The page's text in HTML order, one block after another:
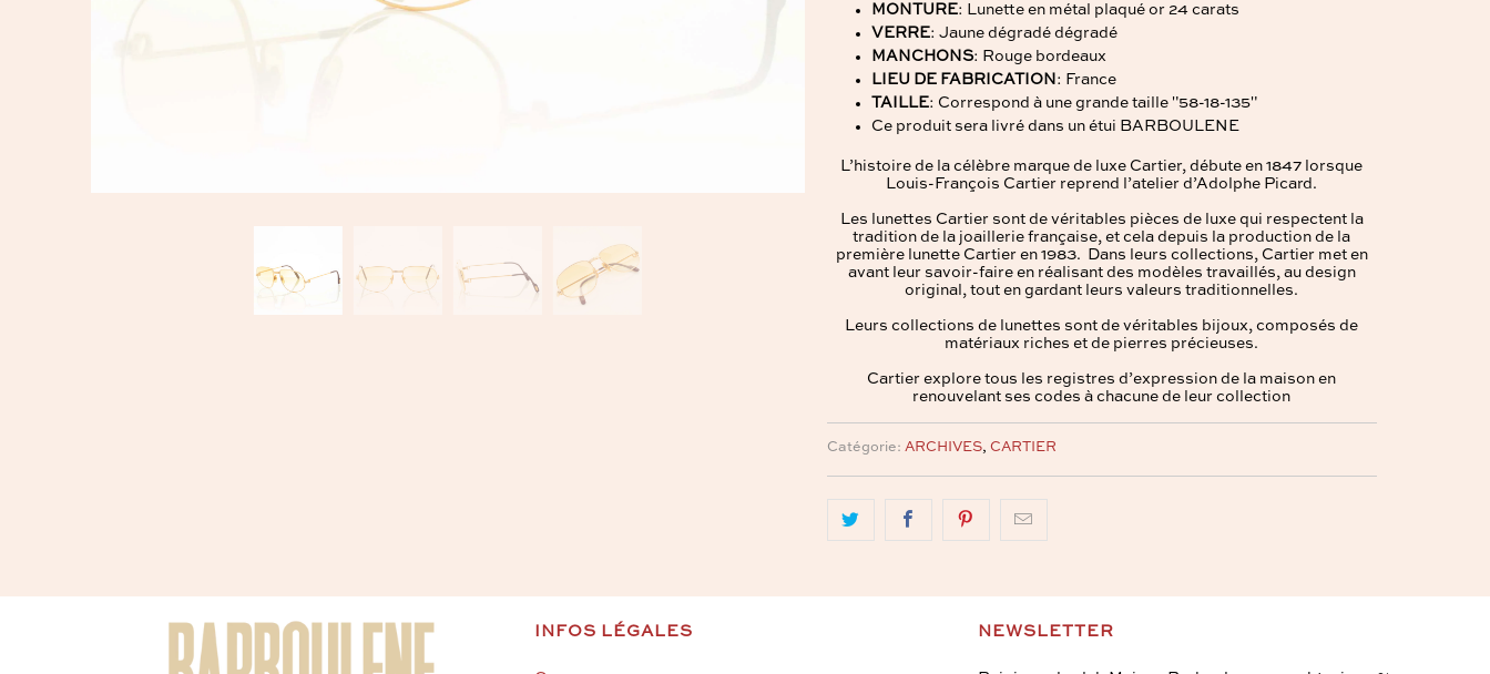
MONTURE: Lunette en métal plaqué or 24 carats
VERRE: Jaune dégradé dégradé
MANCHONS: Rouge bordeaux
LIEU DE FABRICATION : France
TAILLE: Correspond à une grande taille "58-18-135"
Ce produit sera livré dans un étui BARBOULENE
L’histoire de la célèbre marque de luxe Cartier, débute en 1847 lorsque
Louis-François Cartier reprend l’atelier d’Adolphe Picard.
Les lunettes Cartier sont de véritables pièces de luxe qui respectent la
tradition de la joaillerie française, et cela depuis la production de la
première lunette Cartier en 1983. Dans leurs collections, Cartier met en
avant leur savoir-faire en réalisant des modèles travaillés, au design
original, tout en gardant leurs valeurs traditionnelles.
Leurs collections de lunettes sont de véritables bijoux, composés de
matériaux riches et de pierres précieuses.
Cartier explore tous les registres d’expression de la maison en
renouvelant ses codes à chacune de leur collection
Catégorie: ARCHIVES, CARTIER
INFOS LÉGALES NEWSLETTER